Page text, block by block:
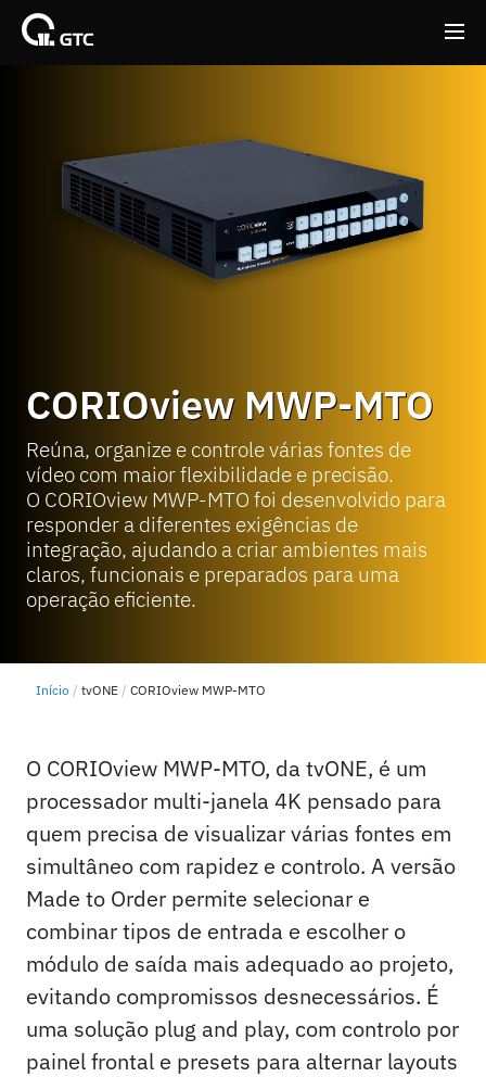
CORIOview MWP-MTO
Reúna, organize e controle várias fontes de
vídeo com maior flexibilidade e precisão.
O CORIOview MWP-MTO foi desenvolvido para
responder a diferentes exigências de
integração, ajudando a criar ambientes mais
claros, funcionais e preparados para uma
operação eficiente.
Início tvONE CORIOview MWP-MTO
O CORIOview MWP-MTO, da tvONE, é um
processador multi-janela 4K pensado para
quem precisa de visualizar várias fontes em
simultâneo com rapidez e controlo. A versão
Made to Order permite selecionar e
combinar tipos de entrada e escolher o
módulo de saída mais adequado ao projeto,
evitando compromissos desnecessários. É
uma solução plug and play, com controlo por
painel frontal e presets para alternar layouts